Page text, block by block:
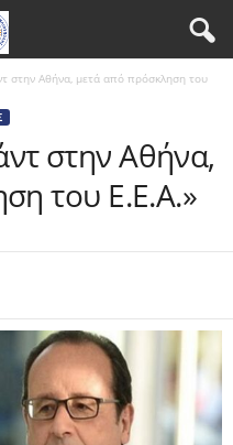
στην Αθήνα, μετά από πρόσκληση του
στην Αθήνα,
του Ε.Ε.Α.»